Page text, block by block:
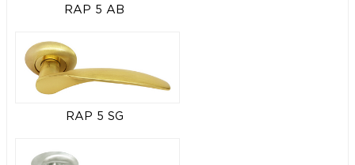
RAP 5 AB
RAP 5 SG